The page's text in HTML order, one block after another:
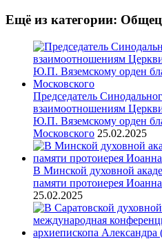
Ещё из категории:
Председатель
взаимоотношениям
Ю.П. Вяземскому орден
Московского 25.02.2025
В Минской духовной
памяти протоиерея
25.02.2025